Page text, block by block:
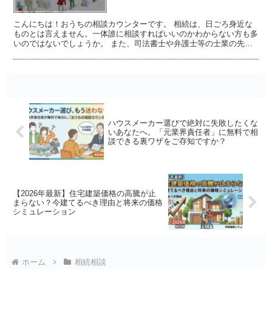
こんにちは！おうちの相談カウンターです。 相続は、日ごろ身近な
ものとは言えません。一体誰に相談すればいいのかわからない方も多
いのではないでしょうか。 また、司法書士や弁護士等の士業の先生
ハウスメーカー選びで絶対に失敗したくな
いあなたへ。「元業界責任者」に無料で相
談できる裏ワザをご存知ですか？
【2026年最新】住宅建築価格の高騰が止
まらない？今建てるべき理由と将来の価格
シミュレーション
ホーム 相続相談